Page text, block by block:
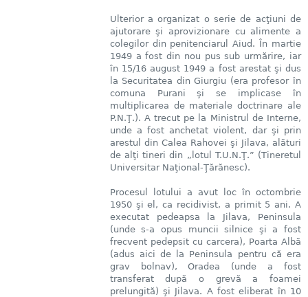
Ulterior a organizat o serie de acţiuni de
ajutorare şi aprovizionare cu alimente a
colegilor din penitenciarul Aiud. În martie
1949 a fost din nou pus sub urmărire, iar
în 15/16 august 1949 a fost arestat şi dus
la Securitatea din Giurgiu (era profesor în
comuna Purani şi se implicase în
multiplicarea de materiale doctrinare ale
P.N.Ţ.). A trecut pe la Ministrul de Interne,
unde a fost anchetat violent, dar şi prin
arestul din Calea Rahovei şi Jilava, alături
de alţi tineri din „lotul T.U.N.Ţ.” (Tineretul
Universitar Naţional-Ţărănesc).
Procesul lotului a avut loc în octombrie
1950 şi el, ca recidivist, a primit 5 ani. A
executat pedeapsa la Jilava, Peninsula
(unde s-a opus muncii silnice şi a fost
frecvent pedepsit cu carcera), Poarta Albă
(adus aici de la Peninsula pentru că era
grav bolnav), Oradea (unde a fost
transferat după o grevă a foamei
prelungită) şi Jilava. A fost eliberat în 10